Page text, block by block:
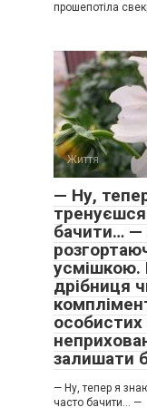
прошепотіла
Життя
— Ну,
бачити… —
усмішкою.
дрібниця
особистих
залишати
— Ну, тепер я
часто бачити… —